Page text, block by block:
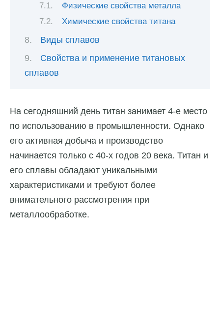
Физические свойства металла
Химические свойства титана
Виды сплавов
Свойства и применение титановых
сплавов
На сегодняшний день титан занимает 4-е место
по использованию в промышленности. Однако
его активная добыча и производство
начинается только с 40-х годов 20 века. Титан и
его сплавы обладают уникальными
характеристиками и требуют более
внимательного рассмотрения при
металлообработке.